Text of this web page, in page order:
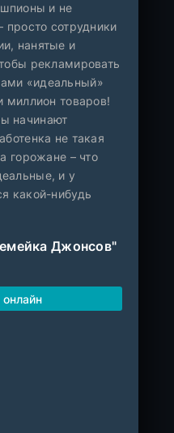
и не
просто сотрудники
нанятые и
рекламировать
«идеальный»
миллион товаров!
начинают
не такая
горожане – что
и у
какой-нибудь
Джонсов"